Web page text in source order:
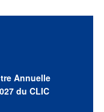
Annuelle
du CLIC